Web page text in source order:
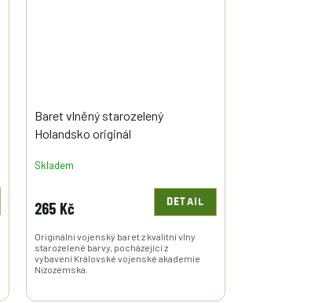
Baret vlněný starozelený
Holandsko originál
Skladem
265 Kč DETAIL
Originální vojenský baret z kvalitní vlny
starozelené barvy, pocházející z
vybavení Královské vojenské akademie
Nizozemska.